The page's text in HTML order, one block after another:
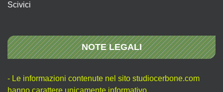
Scivici
NOTE LEGALI
- Le informazioni contenute nel sito studiocerbone.com